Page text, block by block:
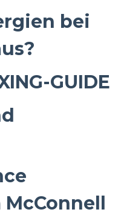
bei
GUIDE